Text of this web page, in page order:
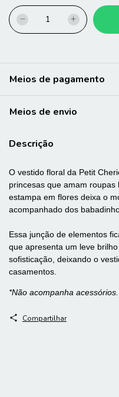
Meios de pagamento
Meios de envio
Descrição
O vestido floral da Petit
princesas que amam
estampa em flores deixa o
acompanhado dos
Essa junção de elementos
que apresenta um leve
sofisticação, deixando o
casamentos.
*Não acompanha acessórios.
Compartilhar